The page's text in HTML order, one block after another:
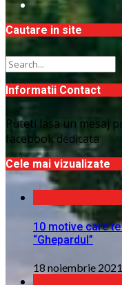
Cautare in site
Informatii Contact
Puteti lasa un mesaj
facebook dedicata
Cele mai vizualizate
10 motive care
“Ghepardul”
18 noiembrie 2021